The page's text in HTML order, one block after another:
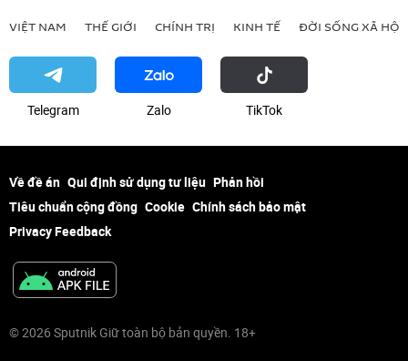
VIỆT NAM THẾ GIỚI CHÍNH TRỊ KINH TẾ ĐỜI SỐNG XÃ HỘI
Telegram Zalo ТikТоk
Về đề án Qui định sử dụng tư liệu Phản hồi
Tiêu chuẩn cộng đồng Cookie Chính sách bảo mật
Privacy Feedback
© 2026 Sputnik Giữ toàn bộ bản quyền. 18+